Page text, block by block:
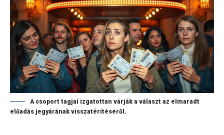
A csoport tagjai izgatottan várják a választ az elmaradt
előadás jegyárának visszatérítéséről.